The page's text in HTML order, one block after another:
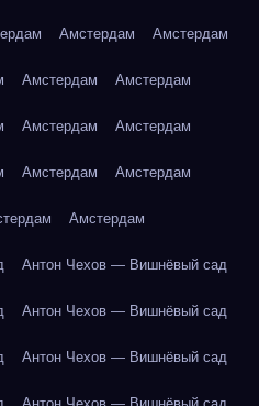
Амстердам Амстердам
Амстердам Амстердам
Амстердам Амстердам
Амстердам Амстердам
Амстердам
Антон Чехов — Вишнёвый сад
Антон Чехов — Вишнёвый сад
Антон Чехов — Вишнёвый сад